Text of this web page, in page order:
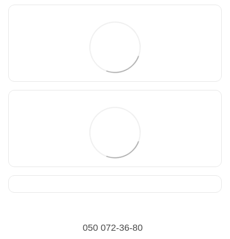
050 072-36-80